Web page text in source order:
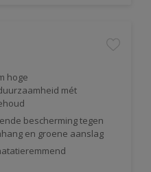
hoge
mét
bescherming tegen
en groene aanslag